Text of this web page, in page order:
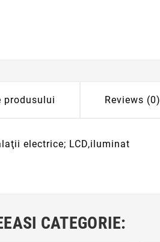
produsului Reviews (0)
electrice; LCD,iluminat
CATEGORIE: